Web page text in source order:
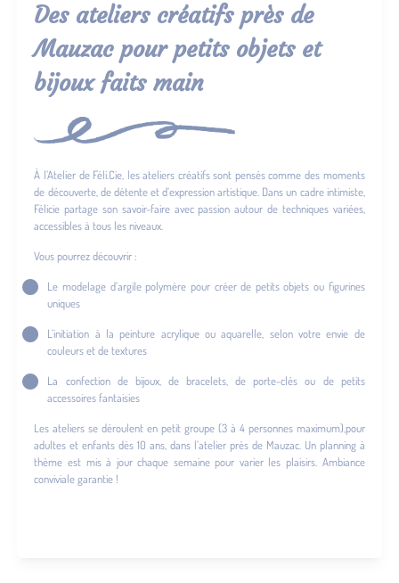
Des ateliers créatifs près de
Mauzac pour petits objets et
bijoux faits main
À l’Atelier de Féli.Cie, les ateliers créatifs sont pensés comme des moments
de découverte, de détente et d’expression artistique. Dans un cadre intimiste,
Félicie partage son savoir-faire avec passion autour de techniques variées,
accessibles à tous les niveaux.
Vous pourrez découvrir :
Le modelage d’argile polymère pour créer de petits objets ou figurines
uniques
L’initiation à la peinture acrylique ou aquarelle, selon votre envie de
couleurs et de textures
La confection de bijoux, de bracelets, de porte-clés ou de petits
accessoires fantaisies
Les ateliers se déroulent en petit groupe (3 à 4 personnes maximum),pour
adultes et enfants dès 10 ans, dans l’atelier près de Mauzac. Un planning à
thème est mis à jour chaque semaine pour varier les plaisirs. Ambiance
conviviale garantie !